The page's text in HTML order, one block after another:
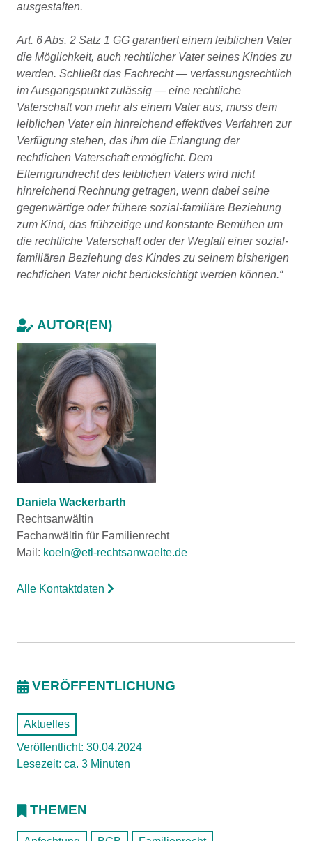
ausgestalten.
Art. 6 Abs. 2 Satz 1 GG garantiert einem leiblichen Vater
die Möglichkeit, auch rechtlicher Vater seines Kindes zu
werden. Schließt das Fachrecht — verfassungsrechtlich
im Ausgangspunkt zulässig — eine rechtliche
Vaterschaft von mehr als einem Vater aus, muss dem
leiblichen Vater ein hinreichend effektives Verfahren zur
Verfügung stehen, das ihm die Erlangung der
rechtlichen Vaterschaft ermöglicht. Dem
Elterngrundrecht des leiblichen Vaters wird nicht
hinreichend Rechnung getragen, wenn dabei seine
gegenwärtige oder frühere sozial-familiäre Beziehung
zum Kind, das frühzeitige und konstante Bemühen um
die rechtliche Vaterschaft oder der Wegfall einer sozial-
familiären Beziehung des Kindes zu seinem bisherigen
rechtlichen Vater nicht berücksichtigt werden können.“
AUTOR(EN)
Daniela Wackerbarth
Rechtsanwältin
Fachanwältin für Familienrecht
Mail: koeln@etl-rechtsanwaelte.de
Alle Kontaktdaten
VERÖFFENTLICHUNG
Aktuelles
Veröffentlicht: 30.04.2024
Lesezeit: ca. 3 Minuten
THEMEN